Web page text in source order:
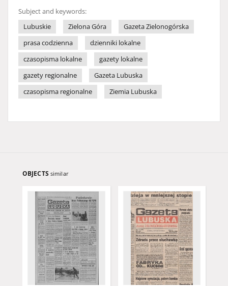
Subject and keywords:
Lubuskie
Zielona Góra
Gazeta Zielonogórska
prasa codzienna
dzienniki lokalne
czasopisma lokalne
gazety lokalne
gazety regionalne
Gazeta Lubuska
czasopisma regionalne
Ziemia Lubuska
OBJECTS similar